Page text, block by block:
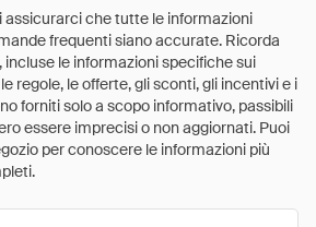
assicurarci che tutte le informazioni
frequenti siano accurate. Ricorda
le informazioni specifiche sui
regole, le offerte, gli sconti, gli incentivi e i
forniti solo a scopo informativo, passibili
essere imprecisi o non aggiornati. Puoi
per conoscere le informazioni più